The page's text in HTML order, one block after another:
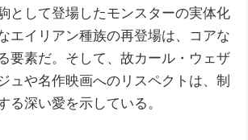
として登場したモンスターの実体化
エイリアン種族の再登場は、コアな
要素だ。そして、故カール・ウェザ
ュや名作映画へのリスペクトは、制
る深い愛を示している。